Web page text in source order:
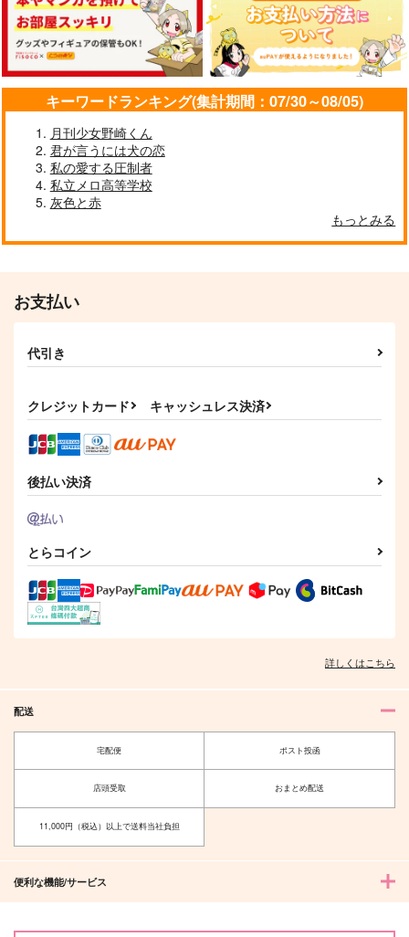
キーワードランキング(集計期間：07/30～08/05)
月刊少女野崎くん
君が言うには犬の恋
私の愛する圧制者
私立メロ高等学校
灰色と赤
もっとみる
お支払い
代引き
クレジットカード キャッシュレス決済
後払い決済
とらコイン
詳しくはこちら
配送
宅配便 ポスト投函
店頭受取 おまとめ配送
11,000円（税込）以上で送料当社負担
便利な機能/サービス